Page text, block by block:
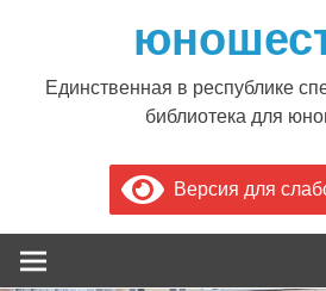
Единственная в республике
библиотека для
Версия для